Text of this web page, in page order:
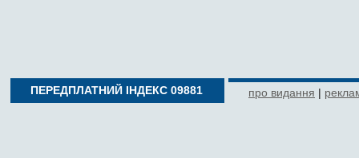
ПЕРЕДПЛАТНИЙ ІНДЕКС 09881 про видання |